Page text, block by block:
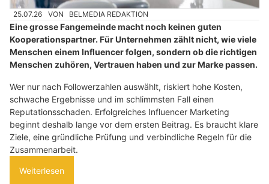
25.07.26 VON BELMEDIA REDAKTION
Eine grosse Fangemeinde macht noch keinen guten
Kooperationspartner. Für Unternehmen zählt nicht, wie viele
Menschen einem Influencer folgen, sondern ob die richtigen
Menschen zuhören, Vertrauen haben und zur Marke passen.
Wer nur nach Followerzahlen auswählt, riskiert hohe Kosten,
schwache Ergebnisse und im schlimmsten Fall einen
Reputationsschaden. Erfolgreiches Influencer Marketing
beginnt deshalb lange vor dem ersten Beitrag. Es braucht klare
Ziele, eine gründliche Prüfung und verbindliche Regeln für die
Zusammenarbeit.
Weiterlesen